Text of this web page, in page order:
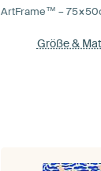
ArtFrame™ –75×50
Größe &